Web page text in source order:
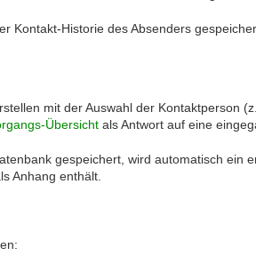
Kontakt-Historie des Absenders
mit der Auswahl der Kontaktperson
Übersicht als Antwort auf eine
gespeichert, wird automatisch ein
Anhang enthält.